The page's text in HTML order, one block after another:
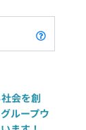
会を創
ループウ